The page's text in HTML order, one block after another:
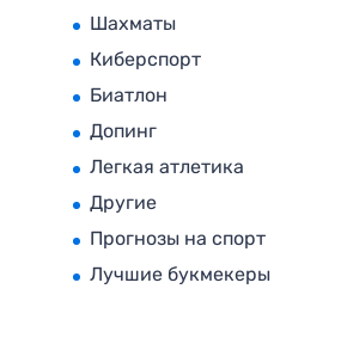
Шахматы
Киберспорт
Биатлон
Допинг
Легкая атлетика
Другие
Прогнозы на спорт
Лучшие букмекеры